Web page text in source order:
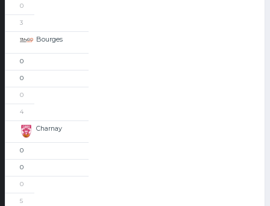
0
3
Bourges
0
0
0
4
Charnay
0
0
0
5